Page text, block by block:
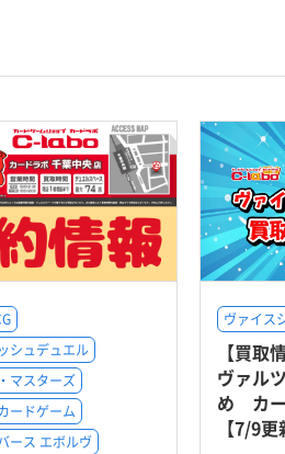
シュデュエル
マスターズ
ードゲーム
ース エボルヴ
ヴァイス
【買取
ヴァル
め カ
【7/9更